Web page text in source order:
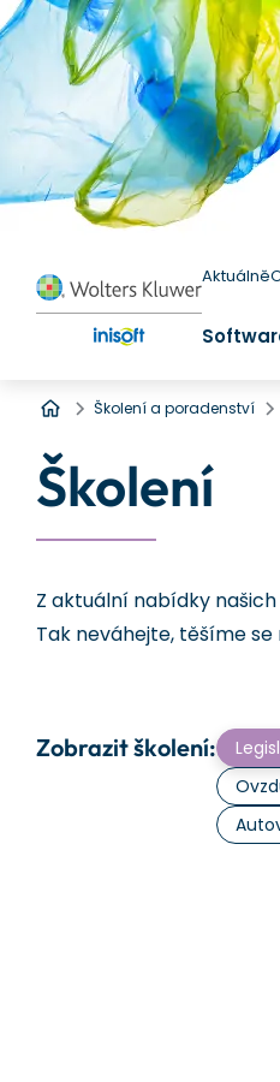
Aktuálně
Úvod
Školení a poradenství
Školení
Z aktuální nabídky
Tak neváhejte, těšíme se
Zobrazit školení: